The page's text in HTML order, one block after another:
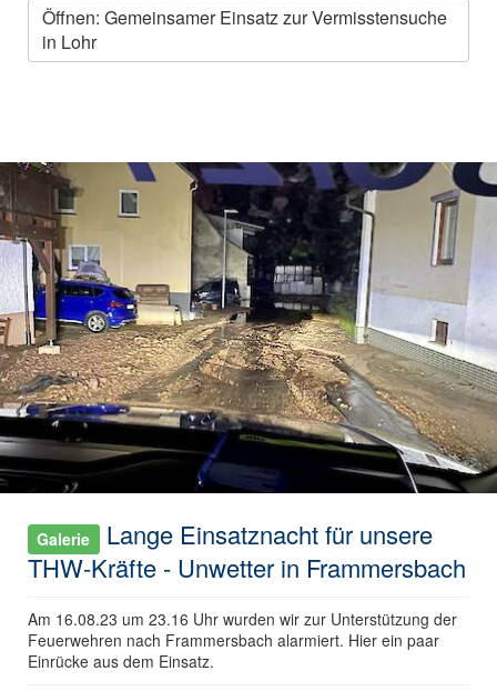
Öffnen: Gemeinsamer Einsatz zur Vermisstensuche
in Lohr
Galerie
Lange Einsatznacht für unsere
THW-Kräfte - Unwetter in Frammersbach
Am 16.08.23 um 23.16 Uhr wurden wir zur Unterstützung der
Feuerwehren nach Frammersbach alarmiert. Hier ein paar
Einrücke aus dem Einsatz.